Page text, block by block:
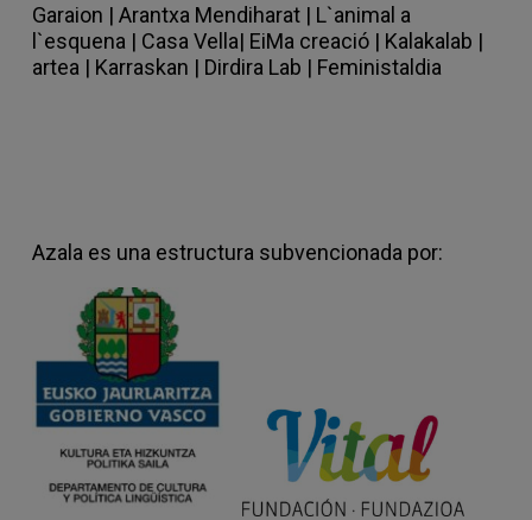
Garaion | Arantxa Mendiharat | L`animal a
l`esquena | Casa Vella| EiMa creació | Kalakalab |
artea | Karraskan | Dirdira Lab | Feministaldia
Azala es una estructura subvencionada por: